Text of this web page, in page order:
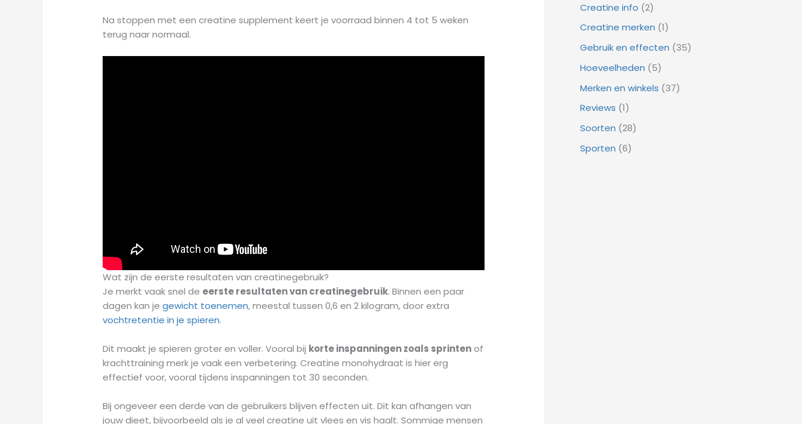
Na stoppen met een creatine supplement keert je voorraad binnen 4 tot 5 weken
terug naar normaal.
Wat zijn de eerste resultaten van creatinegebruik?
Je merkt vaak snel de eerste resultaten van creatinegebruik. Binnen een paar
dagen kan jegewicht toenemen, meestal tussen 0,6 en 2 kilogram, door extra
vochtretentie in je spieren.
Dit maakt je spieren groter en voller. Vooral bij korte inspanningen zoals sprintenof
krachttraining merk je vaak een verbetering. Creatine monohydraat is hier erg
effectief voor, vooral tijdens inspanningen tot 30 seconden.
Bij ongeveer een derde van de gebruikers blijven effecten uit. Dit kan afhangen van
jouw dieet, bijvoorbeeld als je al veel creatine uit vlees en vis haalt. Sommige mensen
Creatine info (2)
Creatine merken (1)
Gebruik en effecten (35)
Hoeveelheden (5)
Merken en winkels (37)
Reviews (1)
Soorten (28)
Sporten (6)